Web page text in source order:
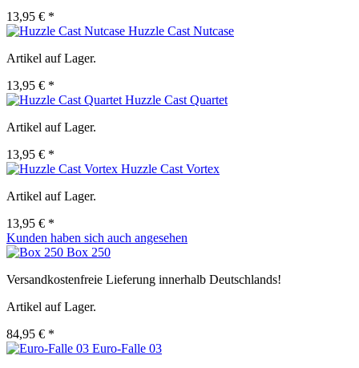
13,95 € *
Huzzle Cast Nutcase
Artikel auf Lager.
13,95 € *
Huzzle Cast Quartet
Artikel auf Lager.
13,95 € *
Huzzle Cast Vortex
Artikel auf Lager.
13,95 € *
Kunden haben sich auch angesehen
Box 250
Versandkostenfreie Lieferung innerhalb Deutschlands!
Artikel auf Lager.
84,95 € *
Euro-Falle 03